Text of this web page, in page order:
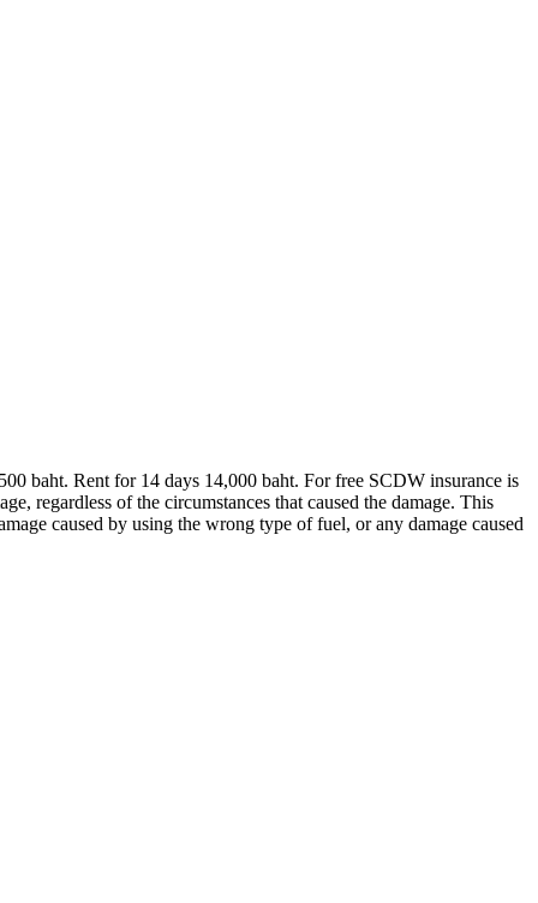
baht. Rent for 14 days 14,000 baht. For free SCDW insurance is
regardless of the circumstances that caused the damage. This
caused by using the wrong type of fuel, or any damage caused